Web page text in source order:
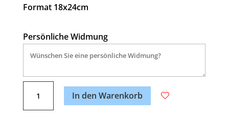
Format 18x24cm
Persönliche Widmung
walk
In den Warenkorb
A